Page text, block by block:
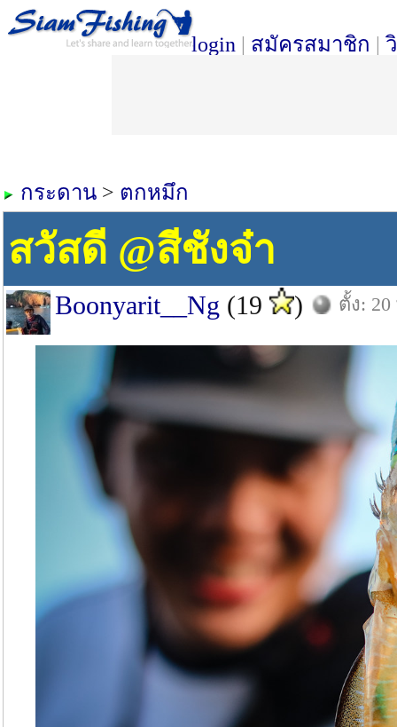
login | สมัครสมาชิก |
กระดาน > ตกหมึก
สวัสดี @สีชังจ๋า
Boonyarit__Ng (19 ) ตั้ง: